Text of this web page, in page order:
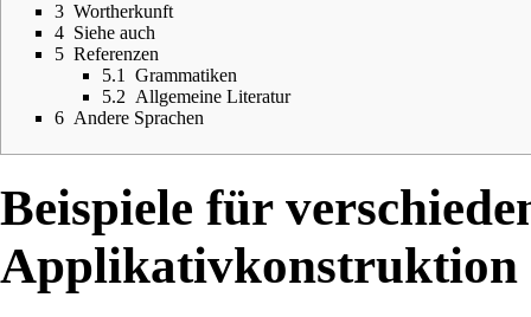
3 Wortherkunft
4 Siehe auch
5 Referenzen
5.1
Grammatiken
5.2 Allgemeine Literatur
6 Andere Sprachen
Beispiele für
Applikativkonstruktion